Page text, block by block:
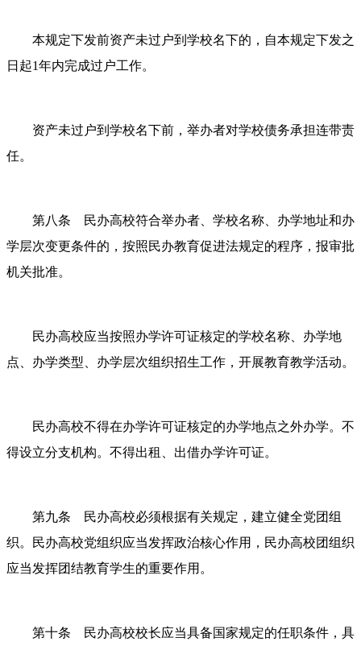
本规定下发前资产未过户到学校名下的，自本规定下发之
日起1年内完成过户工作。
资产未过户到学校名下前，举办者对学校债务承担连带责
任。
第八条 民办高校符合举办者、学校名称、办学地址和办
学层次变更条件的，按照民办教育促进法规定的程序，报审批
机关批准。
民办高校应当按照办学许可证核定的学校名称、办学地
点、办学类型、办学层次组织招生工作，开展教育教学活动。
民办高校不得在办学许可证核定的办学地点之外办学。不
得设立分支机构。不得出租、出借办学许可证。
第九条 民办高校必须根据有关规定，建立健全党团组
织。民办高校党组织应当发挥政治核心作用，民办高校团组织
应当发挥团结教育学生的重要作用。
第十条 民办高校校长应当具备国家规定的任职条件，具